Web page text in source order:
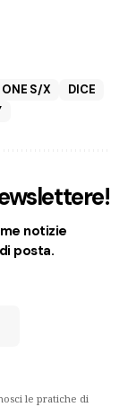
S/X
DICE
notizie
posta.
le pratiche di